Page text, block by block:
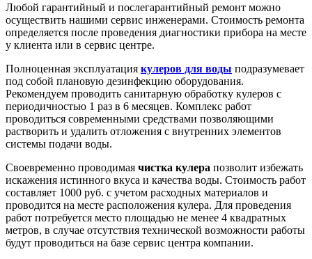
Любой гарантийный и послегарантийный ремонт можно
осуществить нашими сервис инженерами. Стоимость ремонта
определяется после проведения диагностики прибора на месте
у клиента или в сервис центре.
Полноценная эксплуатация кулеров для воды подразумевает
под собой плановую дезинфекцию оборудования.
Рекомендуем проводить санитарную обработку кулеров с
периодичностью 1 раз в 6 месяцев. Комплекс работ
проводиться современными средствами позволяющими
растворить и удалить отложения с внутренних элементов
системы подачи воды.
Своевременно проводимая чистка кулера позволит избежать
искажения истинного вкуса и качества воды. Стоимость работ
составляет 1000 руб. с учетом расходных материалов и
проводится на месте расположения кулера. Для проведения
работ потребуется место площадью не менее 4 квадратных
метров, в случае отсутствия технической возможности работы
будут проводиться на базе сервис центра компании.